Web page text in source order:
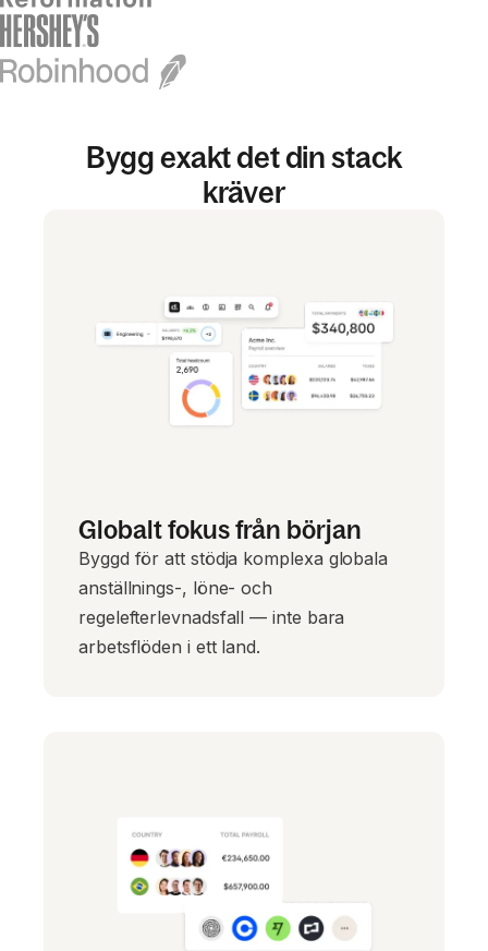
Bygg exakt det din stack
kräver
Globalt fokus från början
Byggd för att stödja komplexa globala
anställnings-, löne- och
regelefterlevnadsfall — inte bara
arbetsflöden i ett land.